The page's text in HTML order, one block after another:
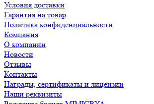
Условия доставки
Гарантия на товар
Политика конфиденциальности
Компания
О компании
Новости
Отзывы
Контакты
Награды, сертификаты и лицензии
Наши реквизиты